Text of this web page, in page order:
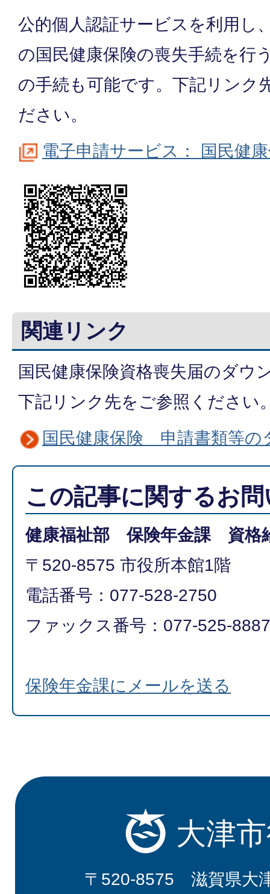
公的個人認証サービスを利用し
の国民健康保険の喪失手続を行
の手続も可能です。下記リンク
ださい。
電子申請サービス： 国民健
関連リンク
国民健康保険資格喪失届のダウ
下記リンク先をご参照ください
国民健康保険 申請書類等の
この記事に関するお
健康福祉部 保険年金課 資格
〒520-8575 市役所本館1階
電話番号：077-528-2750
ファックス番号：077-525-8887
保険年金課にメールを送る
大津
〒520-8575 滋賀県大